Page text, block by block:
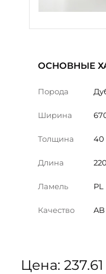
ОСНОВНЫЕ
Порода
Ширина
Толщина 40
Длина
Ламель PL
Качество AB
Цена: